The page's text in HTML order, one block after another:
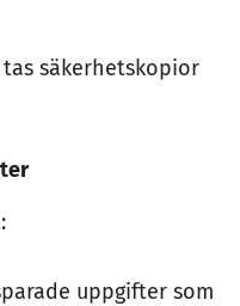
säkerhetskopior
uppgifter som